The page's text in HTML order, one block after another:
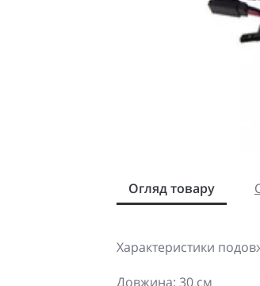
Огляд товару
Характеристики
Довжина: 30 см